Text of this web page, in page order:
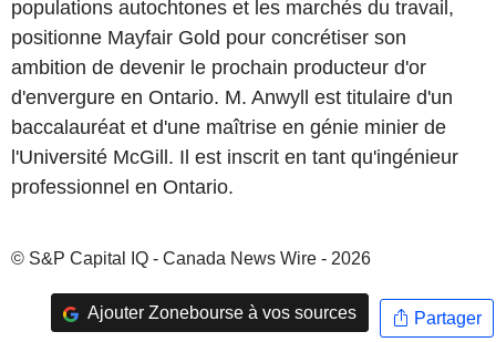
populations autochtones et les marchés du travail,
positionne Mayfair Gold pour concrétiser son
ambition de devenir le prochain producteur d'or
d'envergure en Ontario. M. Anwyll est titulaire d'un
baccalauréat et d'une maîtrise en génie minier de
l'Université McGill. Il est inscrit en tant qu'ingénieur
professionnel en Ontario.
© S&P Capital IQ - Canada News Wire - 2026
Ajouter Zonebourse à vos sources Partager